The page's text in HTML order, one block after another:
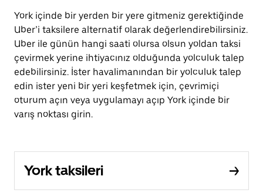
York içinde bir yerden bir yere gitmeniz gerektiğinde
Uber’i taksilere alternatif olarak değerlendirebilirsiniz.
Uber ile günün hangi saati olursa olsun yoldan taksi
çevirmek yerine ihtiyacınız olduğunda yolculuk talep
edebilirsiniz. İster havalimanından bir yolculuk talep
edin ister yeni bir yeri keşfetmek için, çevrimiçi
oturum açın veya uygulamayı açıp York içinde bir
varış noktası girin.
York taksileri